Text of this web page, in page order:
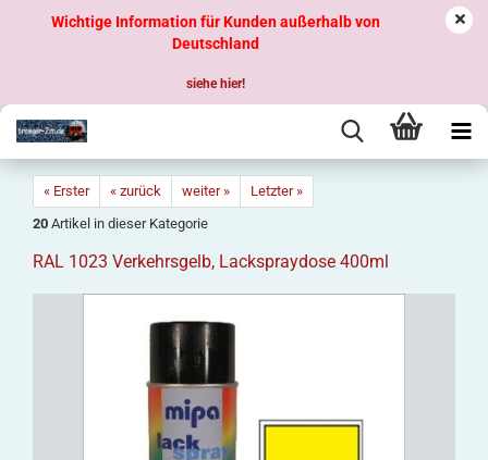
Wichtige Information für Kunden außerhalb von
Deutschland
siehe hier!
« Erster « zurück weiter »
Letzter »
20 Artikel in dieser Kategorie
RAL 1023 Verkehrsgelb, Lackspraydose 400ml